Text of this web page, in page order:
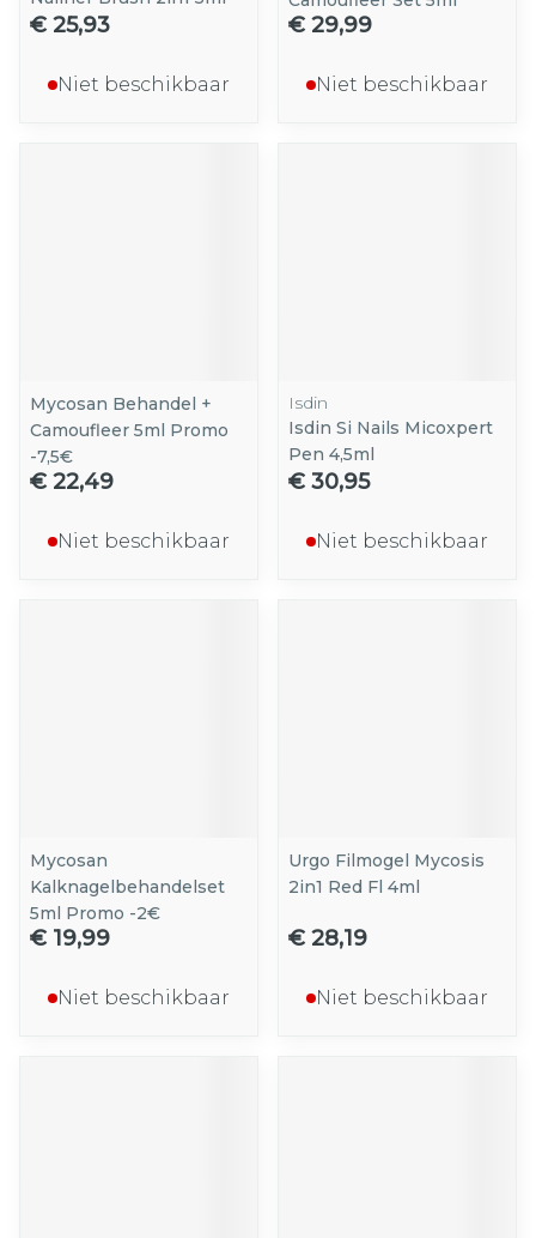
€ 25,93
Niet beschikbaar
€ 29,99
Niet beschikbaar
Mycosan Behandel +
Camoufleer 5ml Promo
-7,5€
€ 22,49
Niet beschikbaar
Isdin
Isdin Si Nails Micoxpert
Pen 4,5ml
€ 30,95
Niet beschikbaar
Mycosan
Kalknagelbehandelset
5ml Promo -2€
€ 19,99
Niet beschikbaar
Urgo Filmogel Mycosis
2in1 Red Fl 4ml
€ 28,19
Niet beschikbaar